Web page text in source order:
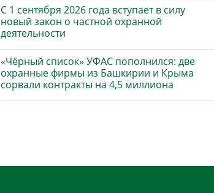
С 1 сентября 2026 года вступает в силу
новый закон о частной охранной
деятельности
«Чёрный список» УФАС пополнился: две
охранные фирмы из Башкирии и Крыма
сорвали контракты на 4,5 миллиона